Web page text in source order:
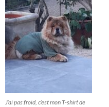
J’ai pas froid, c’est mon T-shirt de